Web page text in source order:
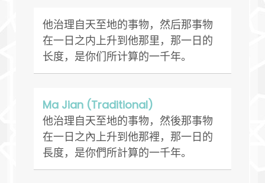
他治理自天至地的事物，然后那事物
在一日之内上升到他那里，那一日的
长度，是你们所计算的一千年。
Ma Jian (Traditional)
他治理自天至地的事物，然後那事物
在一日之內上升到他那裡，那一日的
長度，是你們所計算的一千年。